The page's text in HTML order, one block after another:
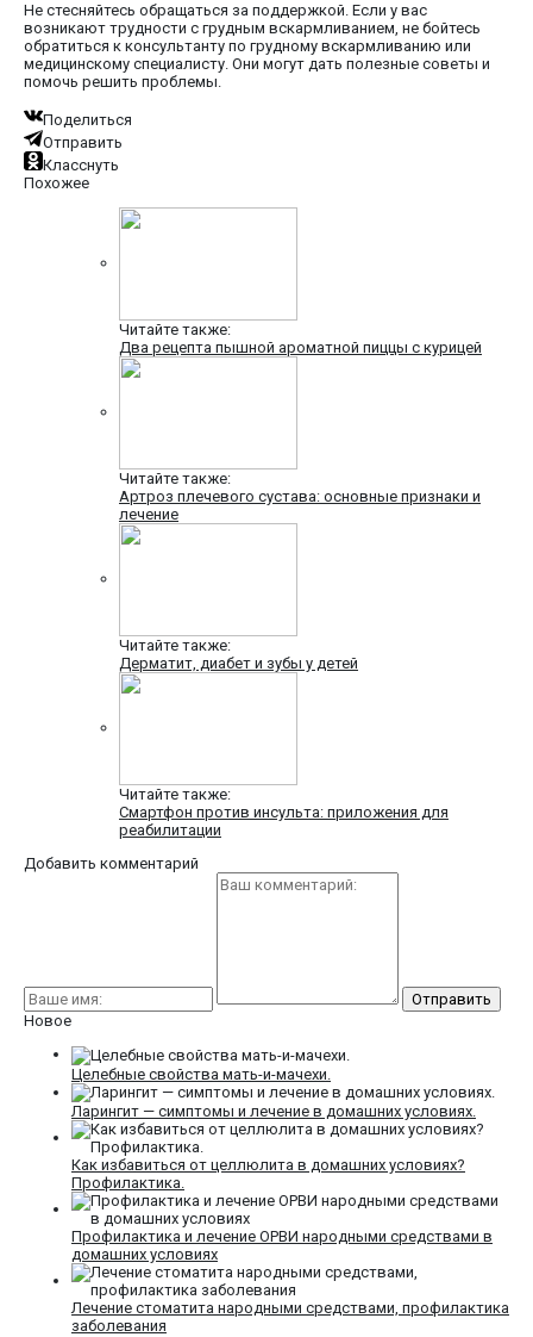
Не стесняйтесь обращаться за поддержкой. Если у вас
возникают трудности с грудным вскармливанием, не бойтесь
обратиться к консультанту по грудному вскармливанию или
медицинскому специалисту. Они могут дать полезные советы и
помочь решить проблемы.
Поделиться
Отправить
Класснуть
Похожее
Читайте также:
Два рецепта пышной ароматной пиццы с курицей
Читайте также:
Артроз плечевого сустава: основные признаки и
лечение
Читайте также:
Дерматит, диабет и зубы у детей
Читайте также:
Смартфон против инсульта: приложения для
реабилитации
Добавить комментарий
Новое
Целебные свойства мать-и-мачехи.
Ларингит — симптомы и лечение в домашних условиях.
Как избавиться от целлюлита в домашних условиях?
Профилактика.
Профилактика и лечение ОРВИ народными средствами в
домашних условиях
Лечение стоматита народными средствами, профилактика
заболевания